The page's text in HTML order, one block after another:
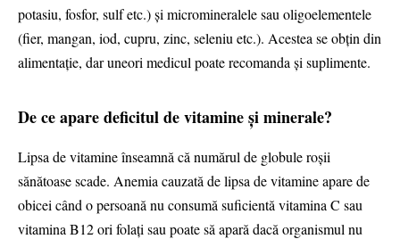
potasiu, fosfor, sulf etc.) și micromineralele sau oligoelementele
(fier, mangan, iod, cupru, zinc, seleniu etc.). Acestea se obțin din
alimentație, dar uneori medicul poate recomanda și suplimente.
De ce apare deficitul de vitamine și minerale?
Lipsa de vitamine înseamnă că numărul de globule roșii
sănătoase scade. Anemia cauzată de lipsa de vitamine apare de
obicei când o persoană nu consumă suficientă vitamina C sau
vitamina B12 ori folați sau poate să apară dacă organismul nu